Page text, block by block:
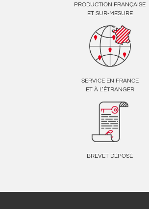
PRODUCTION FRANÇAISE
ET SUR-MESURE
SERVICE EN FRANCE
ET À L’ÉTRANGER
BREVET DÉPOSÉ